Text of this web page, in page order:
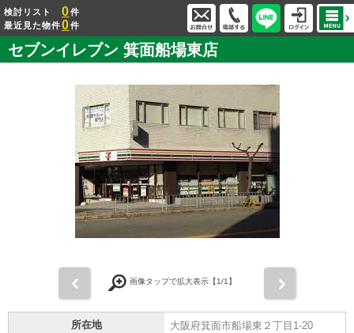
検討リスト 0件
最近見た物件0件
セブンイレブン 箕面船場東店
画像タップで拡大表示【1/1】
所在地 大阪府箕面市船場東２丁目1-20